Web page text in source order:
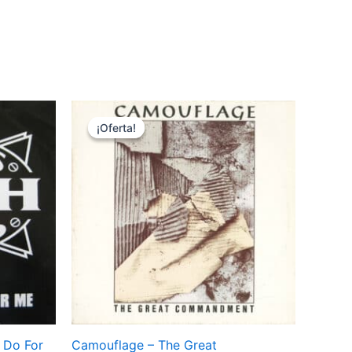
For
¡Oferta!
¡Oferta!
Camouflage – The Great